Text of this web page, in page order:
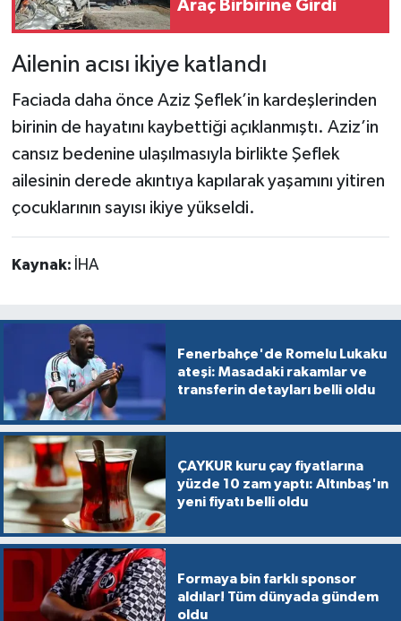
Araç Birbirine Girdi
Ailenin acısı ikiye katlandı
Faciada daha önce Aziz Şeflek’in kardeşlerinden
birinin de hayatını kaybettiği açıklanmıştı. Aziz’in
cansız bedenine ulaşılmasıyla birlikte Şeflek
ailesinin derede akıntıya kapılarak yaşamını yitiren
çocuklarının sayısı ikiye yükseldi.
Kaynak: İHA
Fenerbahçe'de Romelu Lukaku
ateşi: Masadaki rakamlar ve
transferin detayları belli oldu
ÇAYKUR kuru çay fiyatlarına
yüzde 10 zam yaptı: Altınbaş'ın
yeni fiyatı belli oldu
Formaya bin farklı sponsor
aldılar! Tüm dünyada gündem
oldu